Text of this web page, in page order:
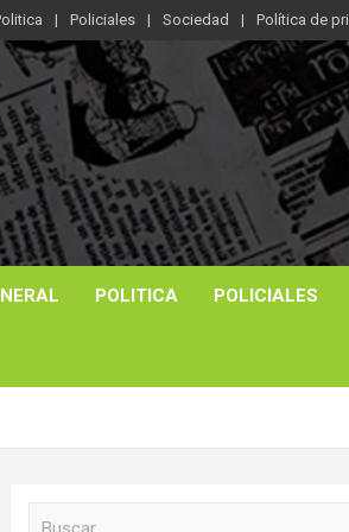
Policiales Sociedad Política de
POLITICA POLICIALES